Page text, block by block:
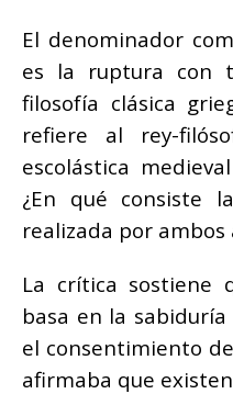
El denominador
es la ruptura con
filosofía clásica
refiere al rey-
escolástica
¿En qué consiste
realizada por
La crítica sostiene
basa en la
el consentimiento
afirmaba que